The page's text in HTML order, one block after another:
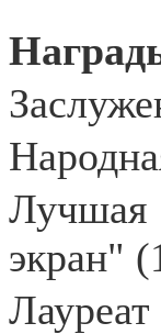
Лучшая
экран"